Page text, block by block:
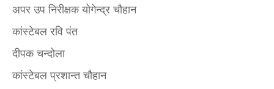
अपर उप निरीक्षक योगेन्द्र चौहान
कांस्टेबल रवि पंत
दीपक चन्दोला
कांस्टेबल प्रशान्त चौहान